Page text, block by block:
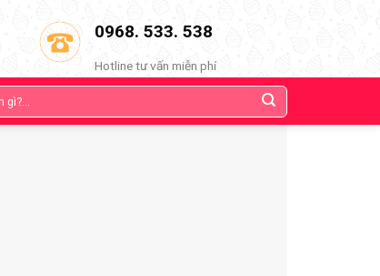
0968. 533. 538
Hotline tư vấn miễn phí